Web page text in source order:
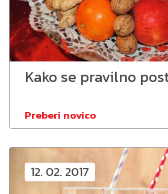
Kako se pravilno
Preberi novico
12. 02. 2017